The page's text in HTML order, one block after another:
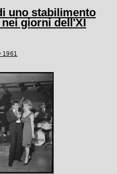
uno stabilimento
nei giorni dell'XI